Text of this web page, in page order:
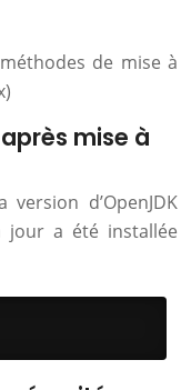
de mise à
mise à
d’OpenJDK
jour a été installée